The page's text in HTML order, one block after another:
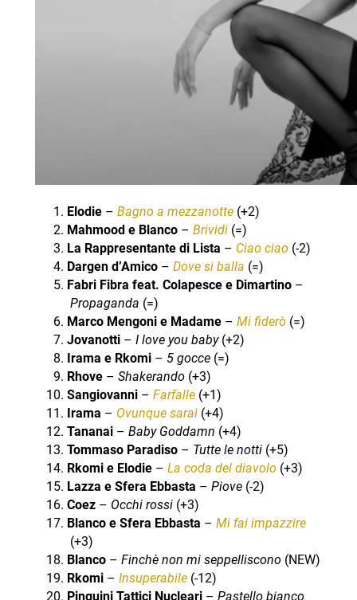
Elodie – Bagno a mezzanotte (+2)
Mahmood e Blanco – Brividi (=)
La Rappresentante di Lista – Ciao ciao (-2)
Dargen d’Amico – Dove si balla (=)
Fabri Fibra feat. Colapesce e Dimartino –
Propaganda (=)
Marco Mengoni e Madame – Mi fiderò (=)
Jovanotti – I love you baby (+2)
Irama e Rkomi – 5 gocce (=)
Rhove – Shakerando (+3)
Sangiovanni – Farfalle (+1)
Irama – Ovunque sarai (+4)
Tananai – Baby Goddamn (+4)
Tommaso Paradiso – Tutte le notti (+5)
Rkomi e Elodie – La coda del diavolo (+3)
Lazza e Sfera Ebbasta – Piove (-2)
Coez – Occhi rossi (+3)
Blanco e Sfera Ebbasta – Mi fai impazzire
(+3)
Blanco – Finchè non mi seppelliscono (NEW)
Rkomi – Insuperabile (-12)
Pinguini Tattici Nucleari – Pastello bianco